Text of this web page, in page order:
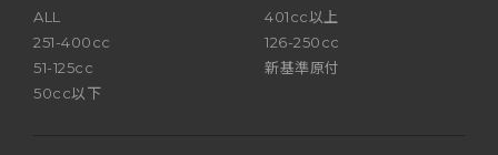
ALL
401cc以上
251-400cc
126-250cc
51-125cc
新基準原付
50cc以下